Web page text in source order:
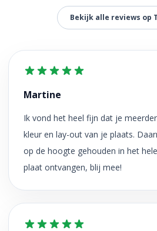
Bekijk alle reviews op
Martine
Ik vond het heel fijn dat je
kleur en lay-out van je plaats.
op de hoogte gehouden in het
plaat ontvangen, blij mee!